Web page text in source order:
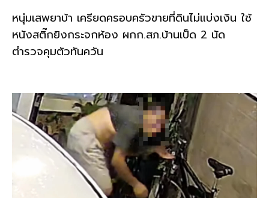
หนุ่มเสพยาบ้า เครียดครอบครัวขายที่ดินไม่แบ่งเงิน ใช้
หนังสติ๊กยิงกระจกห้อง ผกก.สภ.บ้านเป็ด 2 นัด
ตำรวจคุมตัวทันควัน